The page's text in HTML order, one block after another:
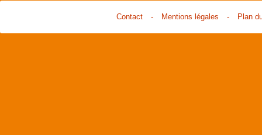
Contact - Mentions légales - Plan